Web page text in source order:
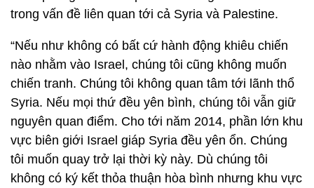
trong vấn đề liên quan tới cả Syria và Palestine.
“Nếu như không có bất cứ hành động khiêu chiến
nào nhằm vào Israel, chúng tôi cũng không muốn
chiến tranh. Chúng tôi không quan tâm tới lãnh thổ
Syria. Nếu mọi thứ đều yên bình, chúng tôi vẫn giữ
nguyên quan điểm. Cho tới năm 2014, phần lớn khu
vực biên giới Israel giáp Syria đều yên ổn. Chúng
tôi muốn quay trở lại thời kỳ này. Dù chúng tôi
không có ký kết thỏa thuận hòa bình nhưng khu vực